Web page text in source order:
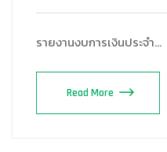
รายงานงบการเงินประจำ…
Read More